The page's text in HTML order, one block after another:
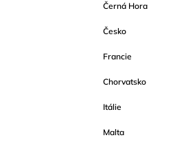
Černá Hora
Česko
Francie
Chorvatsko
Itálie
Malta